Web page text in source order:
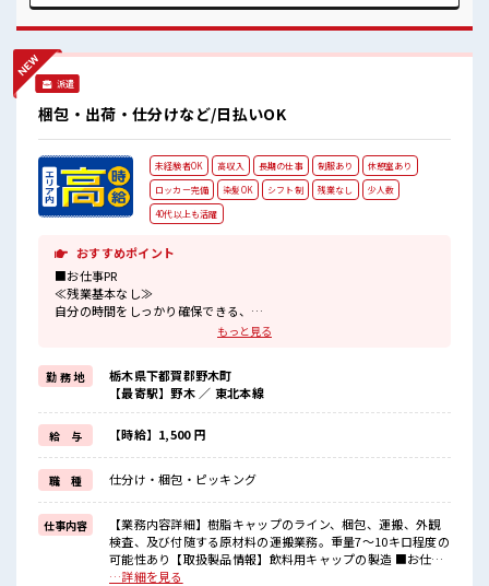
OK！ ここから経験積んでいきましょ！ 残業はほとんどあり
ません！
派遣
梱包・出荷・仕分けなど/日払いOK
未経験者OK 高収入 長期の仕事 制服あり
休憩室あり
ロッカー完備
染髪OK シフト制 残業なし
少人数
40代以上も活躍
おすすめポイント
■お仕事PR
≪残業基本なし≫
自分の時間をしっかり確保できる、
≪髪型自由≫
基本的に髪色自由で明るすぎたり奇抜でなければOKです！
(規定有)≪機能的な制服アリ≫
制服があるので、
毎日の服装の悩み解消♪
≪未経験OKの仕事≫
新しいことにチャレンジするのは不安だけど、
しっかり働く環境が整っています！
イチからスキルUP・ステップUP目指していきましょう！
≪自分に合った期間で働ける≫
福利厚生が整った派遣のお仕事です！
■職場の雰囲気
もっと見る
勤 務 地
栃木県下都賀郡野木町
【最寄駅】野木 ／ 東北本線
給 与 【時給】1,500 円
職 種 仕分け・梱包・ピッキング
仕事内容
【業務内容詳細】樹脂キャップのライン、梱包、運搬、外観
検査、及び付随する原材料の運搬業務。重量7～10キロ程度の
可能性あり【取扱製品情報】飲料用キャップの製造 ■お仕事
PR ≪残業基本なし≫ 自分の時間をしっかり確保できる、 残業
…詳細を見る